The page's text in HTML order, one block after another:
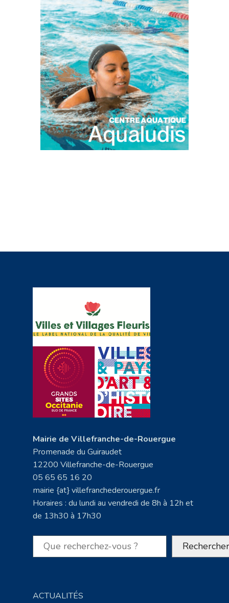
Mairie de Villefranche-de-Rouergue
Promenade du Guiraudet
12200 Villefranche-de-Rouergue
05 65 65 16 20
mairie {at} villefranchederouergue.fr
Horaires : du lundi au vendredi de 8h à 12h et
de 13h30 à 17h30
Rechercher Rechercher
ACTUALITÉS